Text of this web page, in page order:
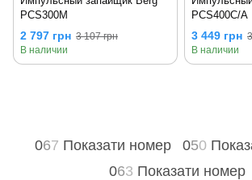
PCS300M
2 797 грн 3 107 грн
В наличии
PCS400C/A
3 449 грн
В наличии
067 Показати номер 050
063 Показати номер